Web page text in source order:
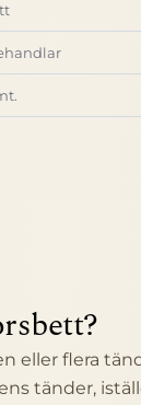
eller flera
tänder,